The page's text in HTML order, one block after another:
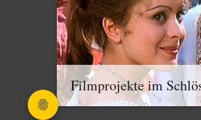
Filmprojekte im